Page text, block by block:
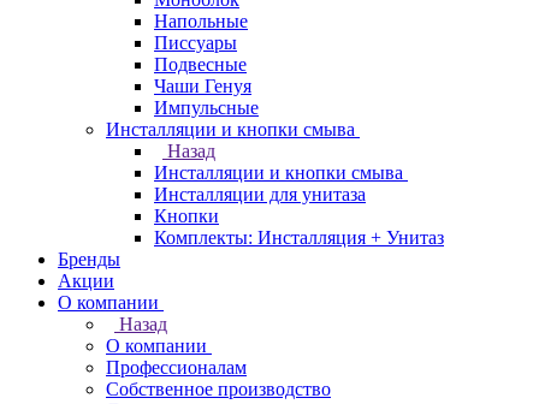
Напольные
Писсуары
Подвесные
Чаши Генуя
Импульсные
Инсталляции и кнопки смыва
Назад
Инсталляции и кнопки смыва
Инсталляции для унитаза
Кнопки
Комплекты: Инсталляция + Унитаз
Бренды
Акции
О компании
Назад
О компании
Профессионалам
Собственное производство